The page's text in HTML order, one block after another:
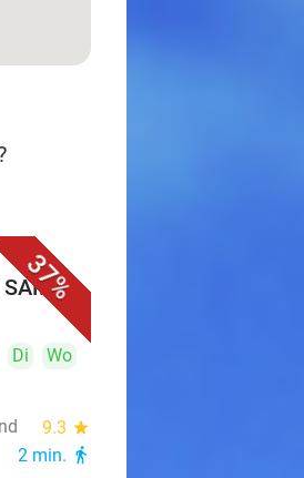
37%
Di
Wo
9.3 star
2 min. directions_walk